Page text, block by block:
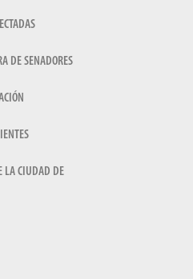
DE SENADORES
LA CIUDAD DE